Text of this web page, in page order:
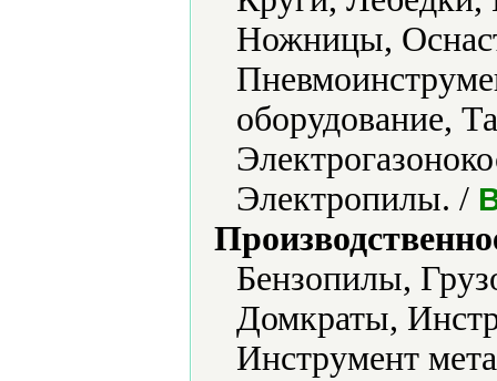
Ножницы,
оборудование,
Электропилы. /
Бензопилы,
Домкраты,
Инструмент